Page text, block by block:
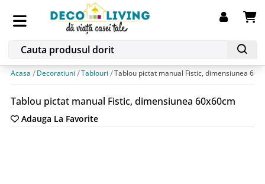
Acasa Decoratiuni Tablouri Tablou pictat manual Fistic, dimensiunea
Tablou pictat manual Fistic, dimensiunea 60x60cm
Adauga La Favorite